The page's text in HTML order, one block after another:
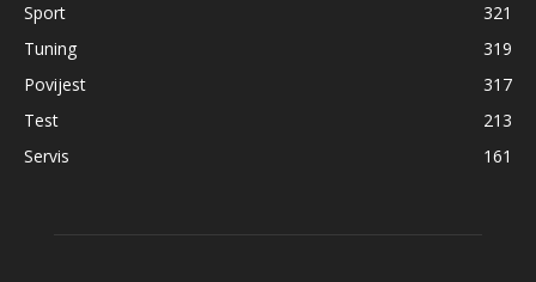
Sport
321
Tuning
319
Povijest
317
Test
213
Servis
161